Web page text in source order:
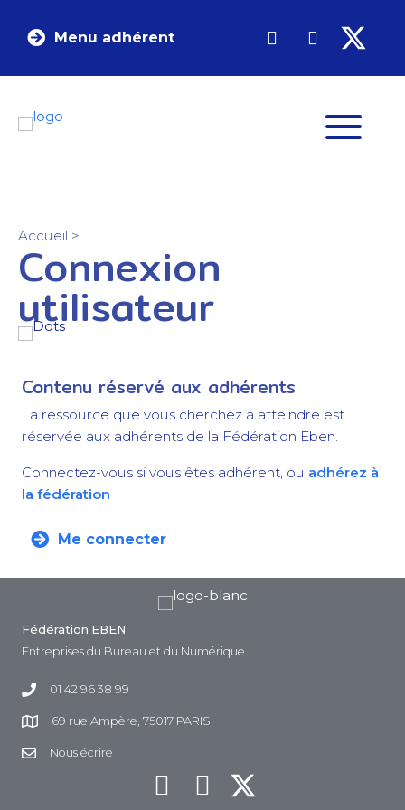
Menu adhérent
Accueil >
Connexion
utilisateur
Contenu réservé aux adhérents
La ressource que vous cherchez à atteindre est
réservée aux adhérents de la Fédération Eben.
Connectez-vous si vous êtes adhérent, ou adhérez à
la fédération
Me connecter
Fédération EBEN
Entreprises du Bureau et du Numérique
01 42 96 38 99
69 rue Ampère, 75017 PARIS
Nous écrire